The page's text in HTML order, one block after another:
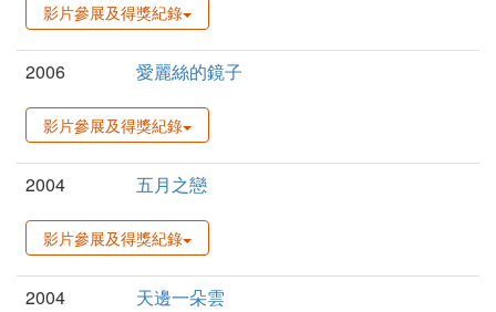
影片參展及得獎紀錄
2006 愛麗絲的鏡子
影片參展及得獎紀錄
2004 五月之戀
影片參展及得獎紀錄
2004 天邊一朵雲